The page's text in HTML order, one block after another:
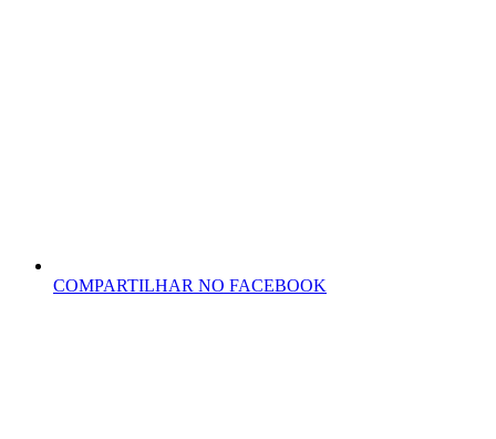
COMPARTILHAR NO FACEBOOK